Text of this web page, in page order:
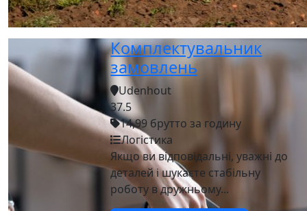
Комплектувальник
замовлень
Udenhout
37.5
14,99 брутто за годину
Логістика
Якщо ви відповідальні, уважні до
деталей і шукаєте стабільну
роботу в дружньому...